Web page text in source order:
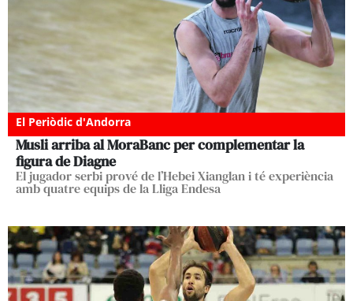
El Periòdic d'Andorra
Musli arriba al MoraBanc per complementar la
figura de Diagne
El jugador serbi prové de l’Hebei Xianglan i té experiència
amb quatre equips de la Lliga Endesa